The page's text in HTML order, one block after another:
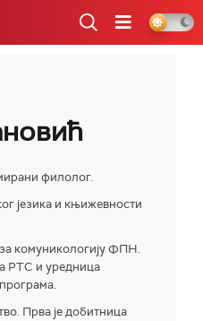
филолог.
језика и књижевности
комуникологију ФПН.
РТС и уредница
Прва је добитница